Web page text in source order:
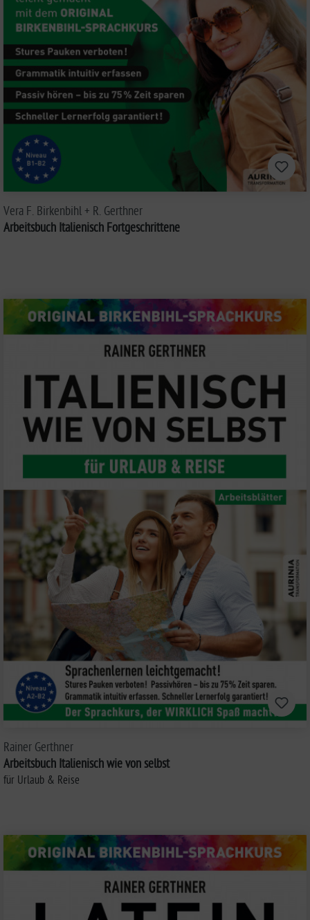
Vera F. Birkenbihl + R. Gerthner
Arbeitsbuch Italienisch Fortgeschrittene
Rainer Gerthner
Arbeitsbuch Italienisch wie von selbst
für Urlaub & Reise